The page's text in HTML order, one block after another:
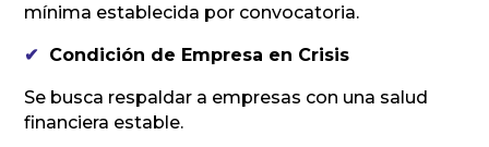
mínima establecida por convocatoria.
✔ Condición de Empresa en Crisis
Se busca respaldar a empresas con una salud
financiera estable.